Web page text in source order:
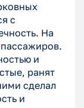
с
На
и
ранят
сделал
и